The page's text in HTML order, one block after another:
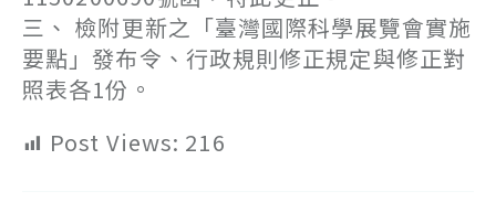
三、 檢附更新之「臺灣國際科學展覽會實施
要點」發布令、行政規則修正規定與修正對
照表各1份。
Post Views: 216